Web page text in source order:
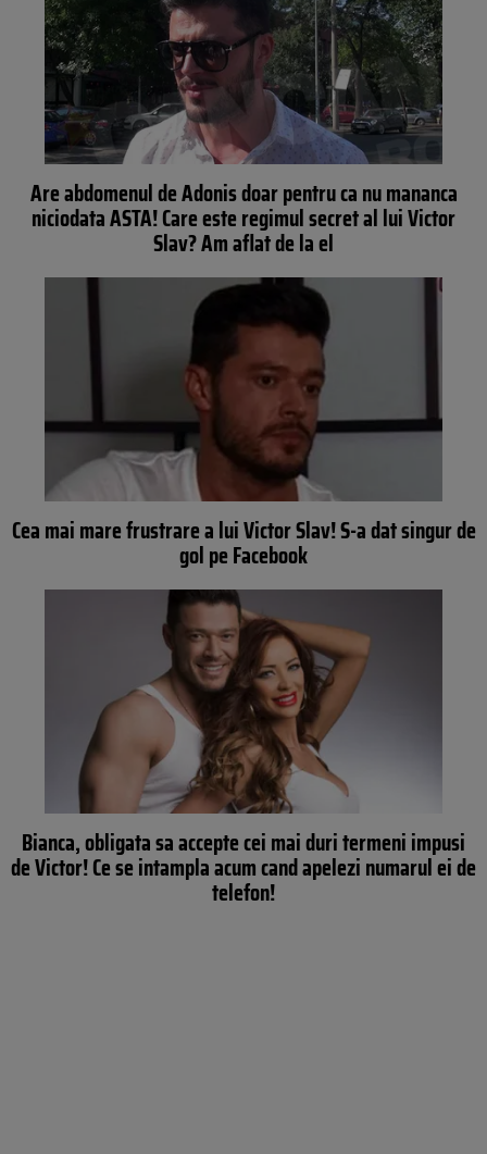
Are abdomenul de Adonis doar pentru ca nu mananca
niciodata ASTA! Care este regimul secret al lui Victor
Slav? Am aflat de la el
Cea mai mare frustrare a lui Victor Slav! S-a dat singur de
gol pe Facebook
Bianca, obligata sa accepte cei mai duri termeni impusi
de Victor! Ce se intampla acum cand apelezi numarul ei de
telefon!